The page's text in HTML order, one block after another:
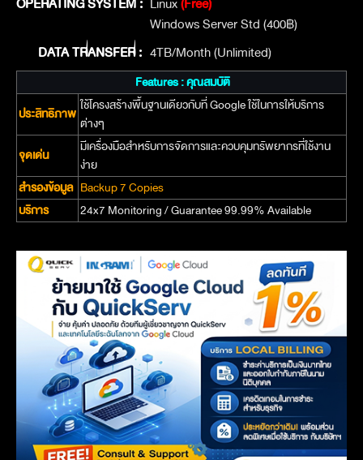
Windows Server Std (400฿)
DATA TRANSFER : 4TB/Month (Unlimited)
Features : คุณสมบัติ
ประสิทธิภาพ ใช้โครงสร้างพื้นฐานเดียวกับที่ Google ใช้ในการให้บริการ
ต่างๆ
จุดเด่น
มีเครื่องมือสำหรับการจัดการและควบคุมทรัพยากรที่ใช้งาน
ง่าย
สำรองข้อมูล Backup 7 Copies
บริการ
24x7 Monitoring / Guarantee 99.99% Available